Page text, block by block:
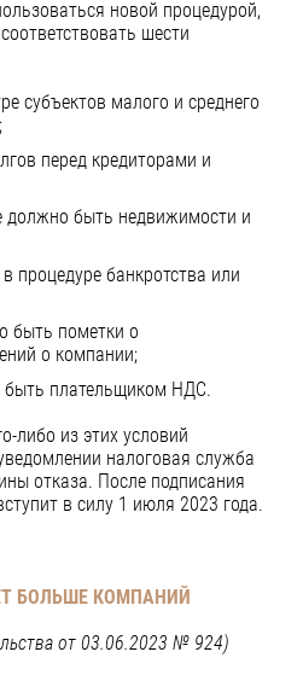
новой процедурой,
шести
субъектов малого и среднего
перед кредиторами и
должно быть недвижимости и
процедуре банкротства или
быть пометки о
о компании;
плательщиком НДС.
либо из этих условий
налоговая служба
отказа. После подписания
в силу 1 июля 2023 года.
БОЛЬШЕ КОМПАНИЙ
от 03.06.2023 № 924)